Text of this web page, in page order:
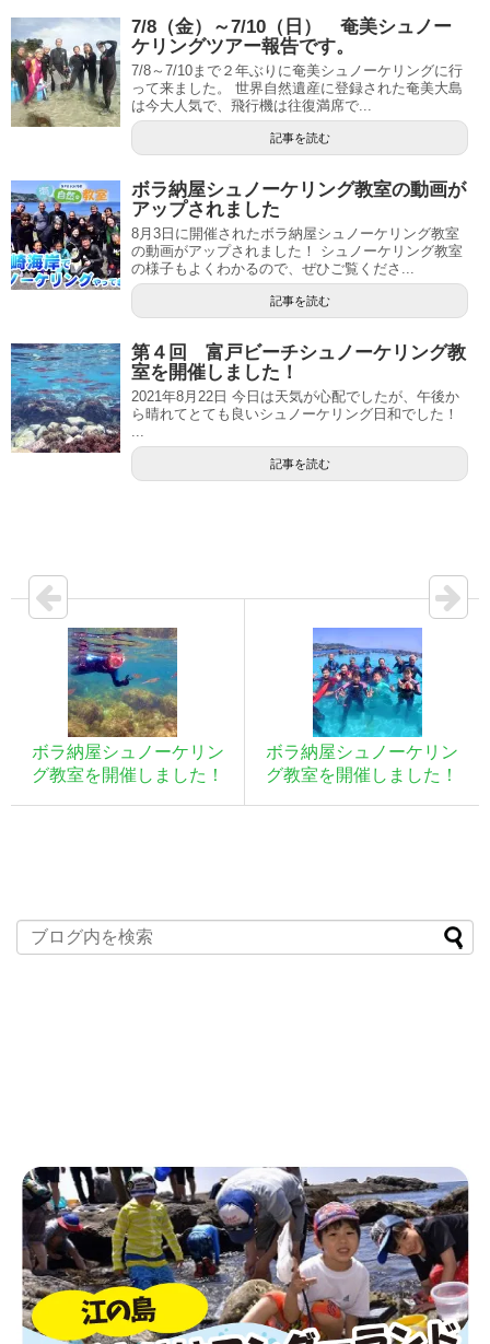
7/8（金）～7/10（日） 奄美シュノー
ケリングツアー報告です。
7/8～7/10まで２年ぶりに奄美シュノーケリングに行
って来ました。 世界自然遺産に登録された奄美大島
は今大人気で、飛行機は往復満席で...
記事を読む
ボラ納屋シュノーケリング教室の動画が
アップされました
8月3日に開催されたボラ納屋シュノーケリング教室
の動画がアップされました！ シュノーケリング教室
の様子もよくわかるので、ぜひご覧くださ...
記事を読む
第４回 富戸ビーチシュノーケリング教
室を開催しました！
2021年8月22日 今日は天気が心配でしたが、午後か
ら晴れてとても良いシュノーケリング日和でした！
...
記事を読む
ボラ納屋シュノーケリン
グ教室を開催しました！
ボラ納屋シュノーケリン
グ教室を開催しました！